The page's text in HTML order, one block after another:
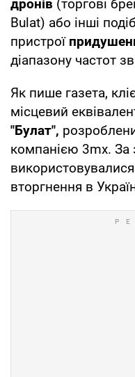
дронів (торгові
Bulat) або інші
пристрої
діапазону частот
Як пише газета,
місцевий
"Булат",
компанією 3mx. За
вторгнення в